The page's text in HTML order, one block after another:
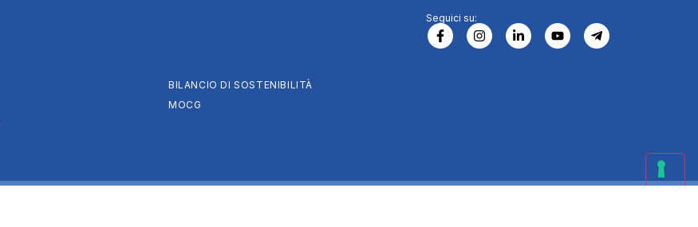
BILANCIO DI SOSTENIBILITÀ
MOCG
Seguici su: